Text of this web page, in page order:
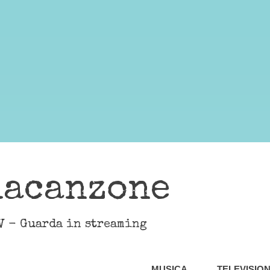
- Guarda in streaming